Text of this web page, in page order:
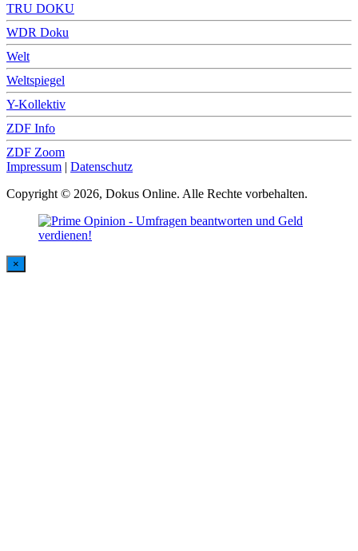
TRU DOKU
WDR Doku
Welt
Weltspiegel
Y-Kollektiv
ZDF Info
ZDF Zoom
Impressum | Datenschutz
Copyright © 2026, Dokus Online. Alle Rechte vorbehalten.
×